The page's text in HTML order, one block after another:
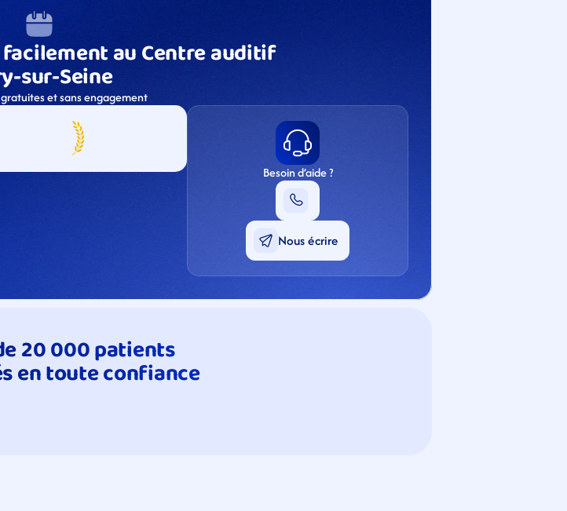
au Centre auditif
sur-Seine
et sans engagement
Besoin d’aide ?
Nous écrire
20 000 patients
en toute confiance